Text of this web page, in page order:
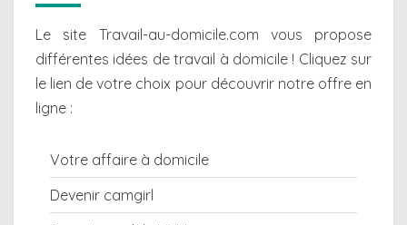
Le site Travail-au-domicile.com vous propose
différentes idées de travail à domicile! Cliquez sur
le lien de votre choix pour découvrir notre offre en
ligne :
Votre affaire à domicile
Devenir camgirl